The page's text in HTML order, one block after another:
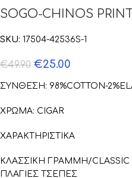
SOGO-CHINOS
SKU: 17504-42536S-1
€49.90 €25.00
ΣΥΝΘΕΣΗ: 98%COTTON-
ΧΡΩΜΑ: CIGAR
ΧΑΡΑΚΤΗΡΙΣΤΙΚΑ
ΚΛΑΣΣΙΚΗ ΓΡΑΜΜΗ/CLASSIC
ΠΛΑΓΙΕΣ ΤΣΕΠΕΣ